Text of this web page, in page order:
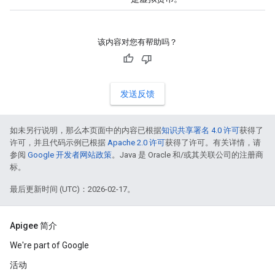
该内容对您有帮助吗？
发送反馈
如未另行说明，那么本页面中的内容已根据知识共享署名 4.0 许可获得了
许可，并且代码示例已根据 Apache 2.0 许可获得了许可。有关详情，请
参阅 Google 开发者网站政策。Java 是 Oracle 和/或其关联公司的注册商
标。
最后更新时间 (UTC)：2026-02-17。
Apigee 简介
We're part of Google
活动